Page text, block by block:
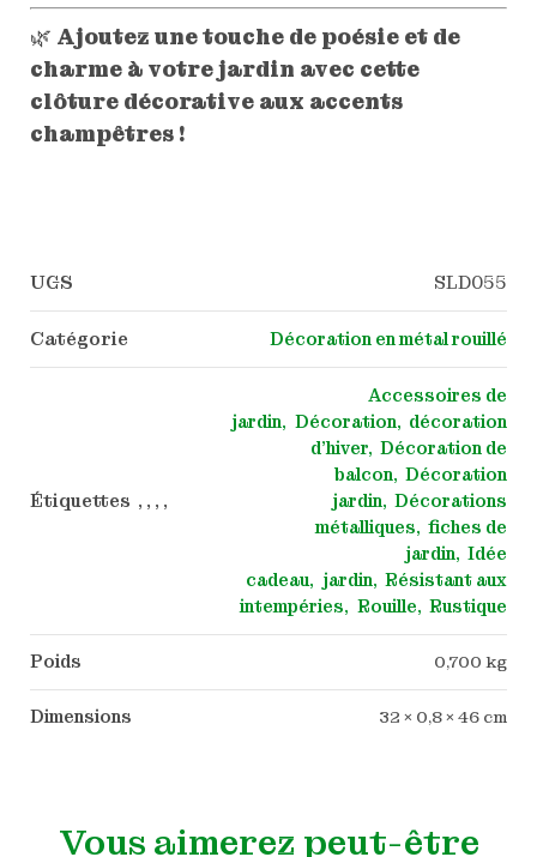
🌿 Ajoutez une touche de poésie et de
charme à votre jardin avec cette
clôture décorative aux accents
champêtres !
UGS SLD055
Catégorie Décoration en métal rouillé
Étiquettes , , , ,
Accessoires de
jardin
Décoration
décoration
d'hiver Décoration de
balcon
Décoration
jardin
Décorations
métalliques
fiches de
jardin
Idée
cadeau
jardin
Résistant aux
intempéries
Rouille Rustique
Poids 0,700 kg
Dimensions 32 × 0,8 × 46 cm
Vous aimerez peut-être